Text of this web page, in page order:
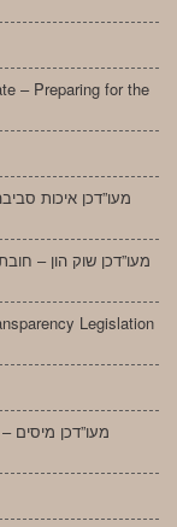
– Preparing for the
מעו”דכן איכות
מעו”דכן שוק הון –
Legislation
מעו”דכן מיסים